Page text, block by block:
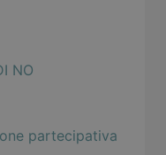
NO
partecipativa